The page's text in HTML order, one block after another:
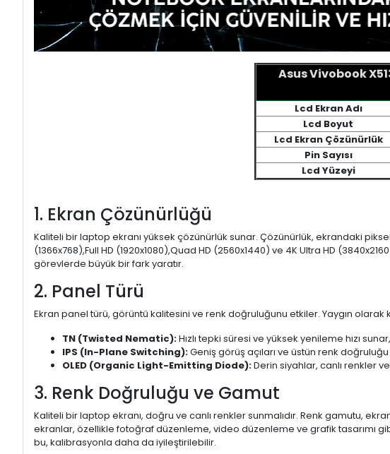
Asus Vivobook
Lcd Ekran Adı
Lcd Boyut
Lcd Ekran Çözünürlük
Pin Sayısı
Lcd Yüzeyi
1. Ekran Çözünürlüğü
Kaliteli bir laptop ekranı yüksek çözünürlük sunar. Çözünürlük, ekrandaki
(1366x768),Full HD (1920x1080),Quad HD (2560x1440) ve 4K Ultra HD
görevlerde büyük bir fark yaratır.
2. Panel Türü
Ekran panel türü, görüntü kalitesini ve renk doğruluğunu etkiler. Yaygın olarak
TN (Twisted Nematic):Hızlı tepki süresi ve yüksek yenileme hızı
IPS (In-Plane Switching):Geniş görüş açıları ve üstün renk
OLED (Organic Light-Emitting Diode):Derin siyahlar, canlı renkler
3. Renk Doğruluğu ve Gamut
Kaliteli bir laptop ekranı, doğru ve canlı renkler sunmalıdır. Renk gamutu,
ekranlar, özellikle fotoğraf düzenleme, video düzenleme ve grafik tasarımı
bu, kalibrasyonla daha da iyileştirilebilir.